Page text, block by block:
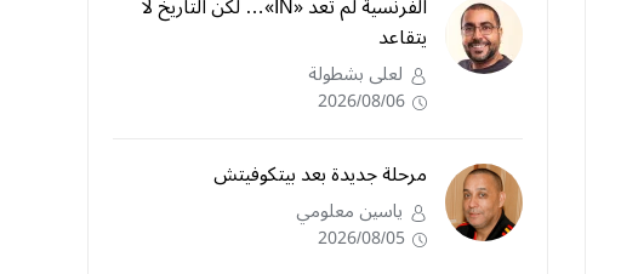
يتقاعد
لعلى بشطولة
2026/08/06
مرحلة جديدة بعد بيتكوفيتش
ياسين معلومي
2026/08/05